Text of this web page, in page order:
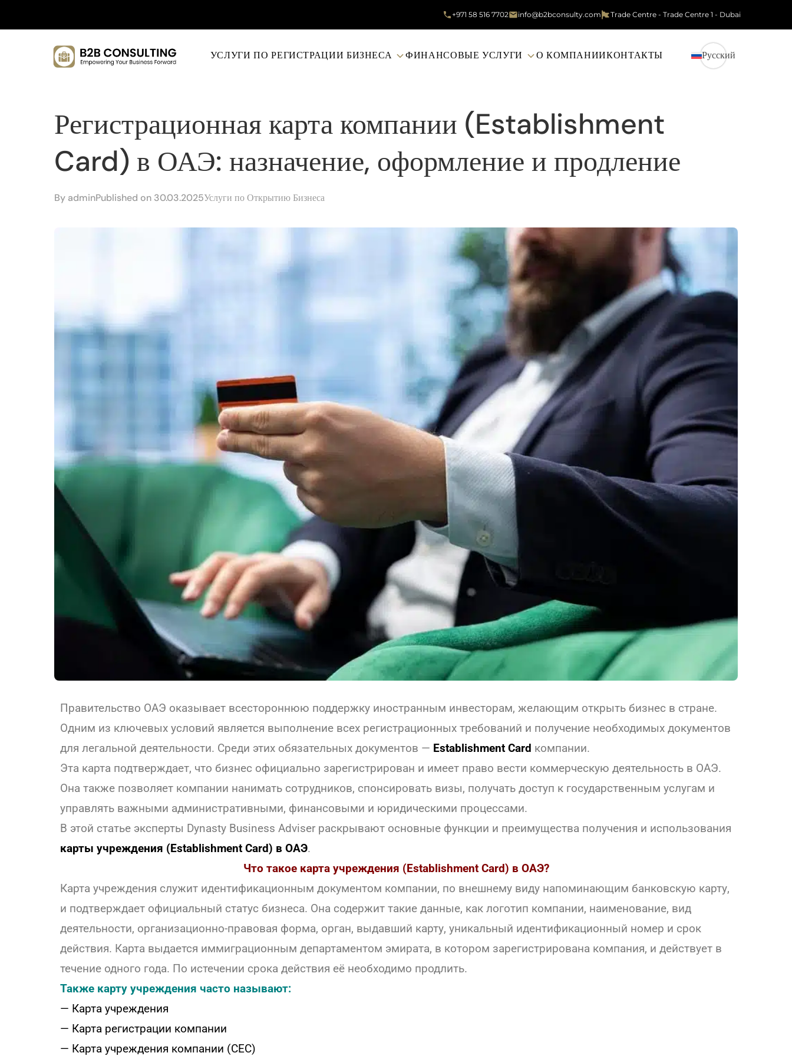
+971 58 516 7702 info@b2bconsulty.com Trade Centre - Trade Centre 1 - Dubai
УСЛУГИ ПО РЕГИСТРАЦИИ БИЗНЕСА ФИНАНСОВЫЕ УСЛУГИ О КОМПАНИИКОНТАКТЫ Русский
Регистрационная карта компании (Establishment
Card) в ОАЭ: назначение, оформление и продление
By adminPublished on 30.03.2025Услуги по Открытию Бизнеса
Правительство ОАЭ оказывает всестороннюю поддержку иностранным инвесторам, желающим открыть бизнес в стране.
Одним из ключевых условий является выполнение всех регистрационных требований и получение необходимых документов
для легальной деятельности. Среди этих обязательных документов — Establishment Card компании.
Эта карта подтверждает, что бизнес официально зарегистрирован и имеет право вести коммерческую деятельность в ОАЭ.
Она также позволяет компании нанимать сотрудников, спонсировать визы, получать доступ к государственным услугам и
управлять важными административными, финансовыми и юридическими процессами.
В этой статье эксперты Dynasty Business Adviser раскрывают основные функции и преимущества получения и использования
карты учреждения (Establishment Card) в ОАЭ.
Что такое карта учреждения (Establishment Card) в ОАЭ?
Карта учреждения служит идентификационным документом компании, по внешнему виду напоминающим банковскую карту,
и подтверждает официальный статус бизнеса. Она содержит такие данные, как логотип компании, наименование, вид
деятельности, организационно-правовая форма, орган, выдавший карту, уникальный идентификационный номер и срок
действия. Карта выдается иммиграционным департаментом эмирата, в котором зарегистрирована компания, и действует в
течение одного года. По истечении срока действия её необходимо продлить.
Также карту учреждения часто называют:
— Карта учреждения
— Карта регистрации компании
— Карта учреждения компании (CEC)